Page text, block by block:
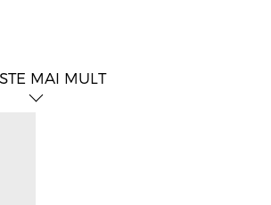
MAI MULT